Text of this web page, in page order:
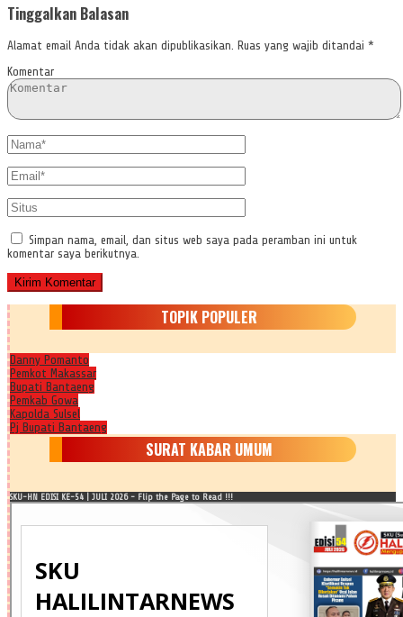
Tinggalkan Balasan
Alamat email Anda tidak akan dipublikasikan. Ruas yang wajib ditandai *
Komentar
Simpan nama, email, dan situs web saya pada peramban ini untuk
komentar saya berikutnya.
TOPIK POPULER
Danny Pomanto
Pemkot Makassar
Bupati Bantaeng
Pemkab Gowa
Kapolda Sulsel
Pj Bupati Bantaeng
SURAT KABAR UMUM
SKU-HN EDISI KE-54 | JULI 2026 - Flip the Page to Read !!!